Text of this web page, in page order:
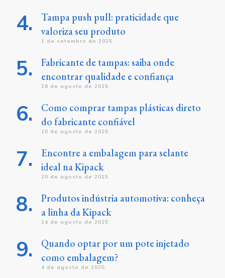
Tampa push pull: praticidade que
valoriza seu produto
1 de setembro de 2025
Fabricante de tampas: saiba onde
encontrar qualidade e confiança
28 de agosto de 2025
Como comprar tampas plásticas direto
do fabricante confiável
20 de agosto de 2025
Encontre a embalagem para selante
ideal na Kipack
20 de agosto de 2025
Produtos indústria automotiva: conheça
a linha da Kipack
14 de agosto de 2025
Quando optar por um pote injetado
como embalagem?
4 de agosto de 2025